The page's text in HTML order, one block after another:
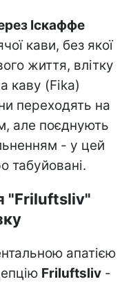
Іскаффе
кави, без якої
життя, влітку
каву (Fika)
переходять на
але поєднують
- у цей
табуйовані.
"Friluftsliv"
апатією
Friluftsliv -